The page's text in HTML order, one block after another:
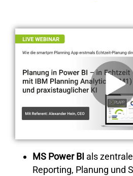
MS Power BI als
Reporting, Planung und